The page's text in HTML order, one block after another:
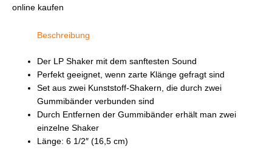
online kaufen
Beschreibung
Der LP Shaker mit dem sanftesten Sound
Perfekt geeignet, wenn zarte Klänge gefragt sind
Set aus zwei Kunststoff-Shakern, die durch zwei
Gummibänder verbunden sind
Durch Entfernen der Gummibänder erhält man zwei
einzelne Shaker
Länge: 6 1/2″ (16,5 cm)